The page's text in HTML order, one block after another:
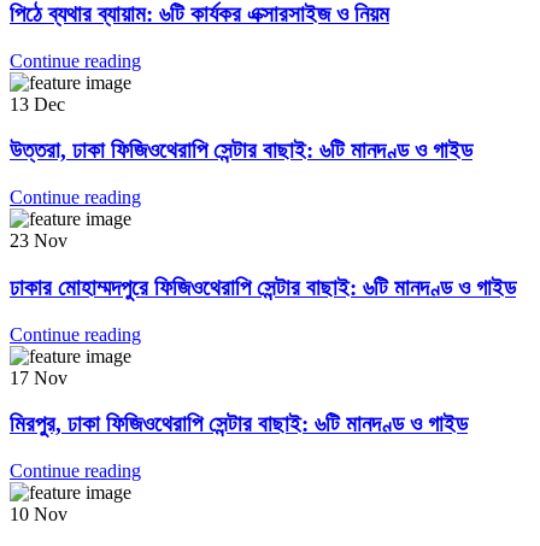
পিঠে ব্যথার ব্যায়াম: ৬টি কার্যকর এক্সারসাইজ ও নিয়ম
Continue reading
13 Dec
উত্তরা, ঢাকা ফিজিওথেরাপি সেন্টার বাছাই: ৬টি মানদণ্ড ও গাইড
Continue reading
23 Nov
ঢাকার মোহাম্মদপুরে ফিজিওথেরাপি সেন্টার বাছাই: ৬টি মানদণ্ড ও গাইড
Continue reading
17 Nov
মিরপুর, ঢাকা ফিজিওথেরাপি সেন্টার বাছাই: ৬টি মানদণ্ড ও গাইড
Continue reading
10 Nov